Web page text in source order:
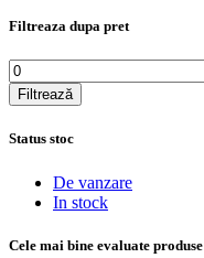
Filtreaza dupa pret
Preț
minim
Filtrează
Status stoc
De vanzare
In stock
Cele mai bine evaluate produse